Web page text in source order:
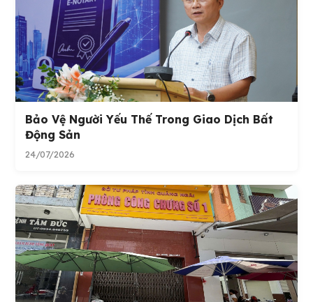
Bảo Vệ Người Yếu Thế Trong Giao Dịch Bất
Động Sản
24/07/2026